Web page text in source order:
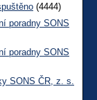
(4444)
poradny SONS
poradny SONS
SONS ČR, z. s.